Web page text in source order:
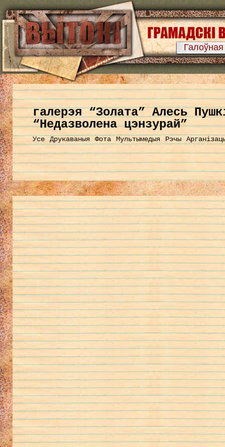
Галоўная
галерэя “Золата” Алесь
“Недазволена цэнзурай”
Усе Друкаваныя Фота Мультымедыя Рэчы